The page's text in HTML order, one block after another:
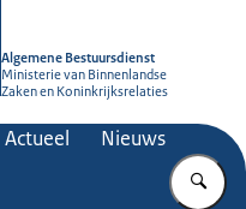
Algemene Bestuursdienst
Ministerie van Binnenlandse
Zaken en Koninkrijksrelaties
Actueel Nieuws